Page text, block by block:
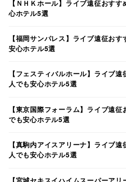
【ＮＨＫホール】ライブ遠征おす
心ホテル5選
【福岡サンパレス】ライブ遠征お
安心ホテル5選
【フェスティバルホール】ライブ
人でも安心ホテル5選
【東京国際フォーラム】ライブ遠
でも安心ホテル5選
【真駒内アイスアリーナ】ライブ
人でも安心ホテル5選
【宮城セキスイハイムスーパーア